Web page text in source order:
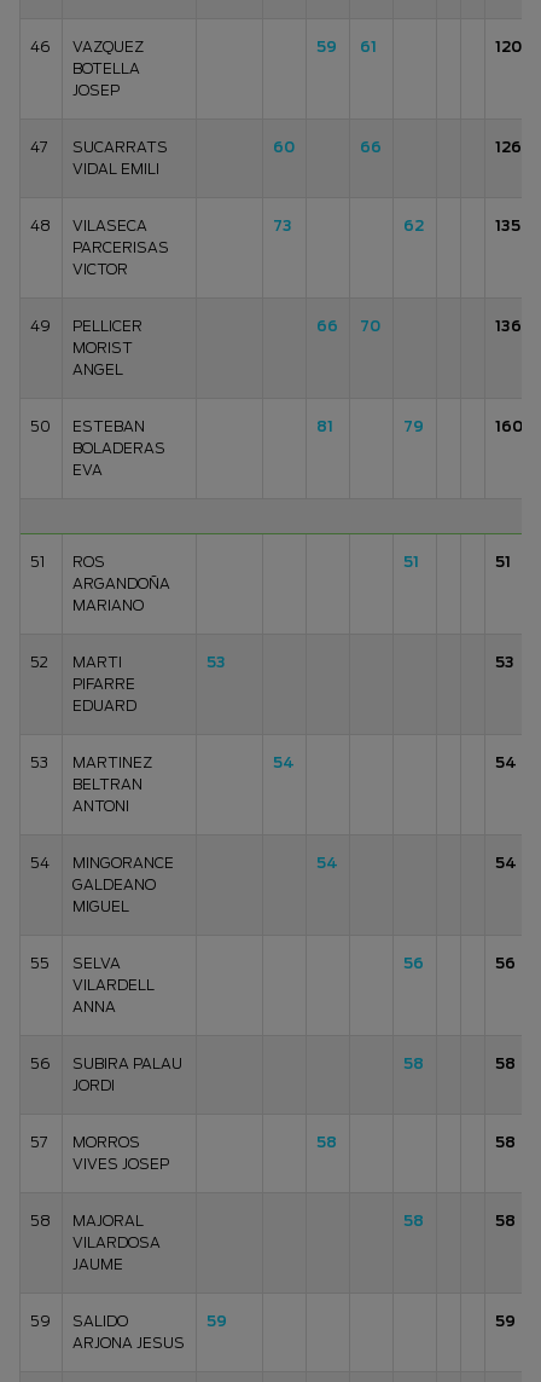
46
VAZQUEZ
BOTELLA
JOSEP
59 61 120
47
SUCARRATS
VIDAL EMILI
60 66 126
48
VILASECA
PARCERISAS
VICTOR
73 62 135
49
PELLICER
MORIST
ANGEL
66 70 136
50
ESTEBAN
BOLADERAS
EVA
81 79 160
51
ROS
ARGANDOÑA
MARIANO
51 51
52
MARTI
PIFARRE
EDUARD
53 53
53
MARTINEZ
BELTRAN
ANTONI
54 54
54
MINGORANCE
GALDEANO
MIGUEL
54 54
55
SELVA
VILARDELL
ANNA
56 56
56
SUBIRA PALAU
JORDI
58 58
57
MORROS
VIVES JOSEP
58 58
58
MAJORAL
VILARDOSA
JAUME
58 58
59
SALIDO
ARJONA JESUS
59 59